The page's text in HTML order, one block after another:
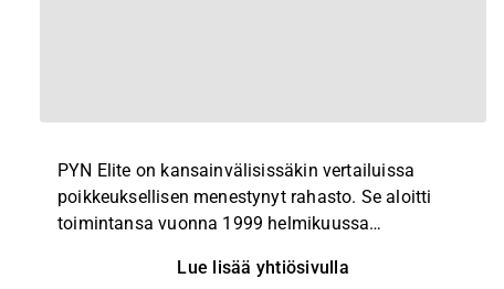
PYN Elite on kansainvälisissäkin vertailuissa
poikkeuksellisen menestynyt rahasto. Se aloitti
toimintansa vuonna 1999 helmikuussa
salkunhoitajana on ollut alusta alkaen Petri
Lue lisää yhtiösivulla